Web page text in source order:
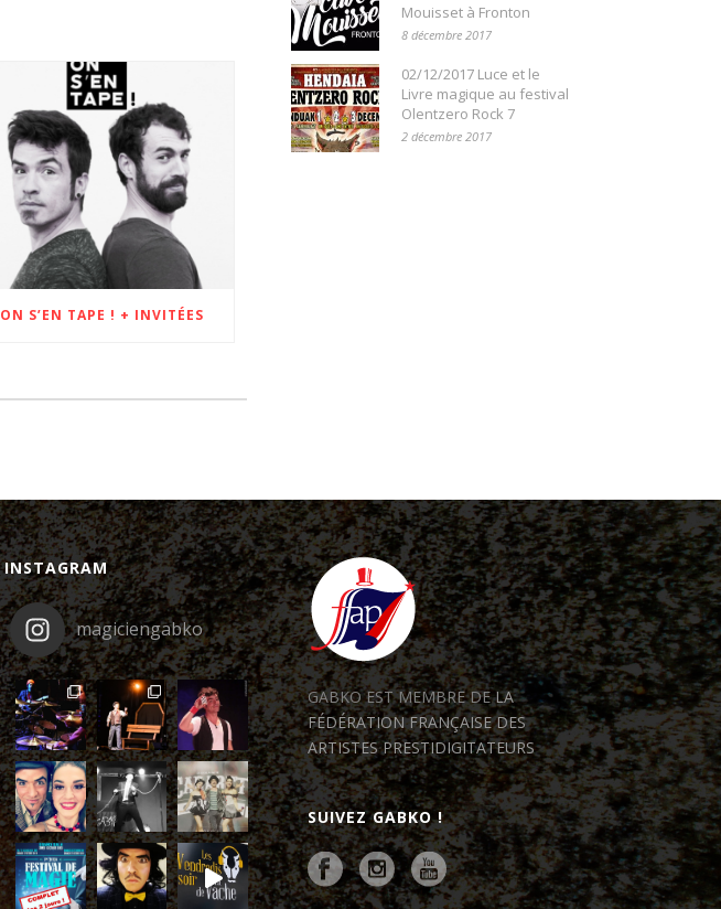
ON S’EN TAPE ! + INVITÉES
Mouisset à Fronton
8 décembre 2017
02/12/2017 Luce et le
Livre magique au festival
Olentzero Rock 7
2 décembre 2017
INSTAGRAM
magiciengabko
GABKO EST MEMBRE DELA
FÉDÉRATION FRANÇAISE DES
ARTISTES PRESTIDIGITATEURS
SUIVEZ GABKO !